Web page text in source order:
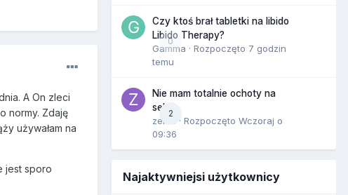
A On zleci
normy. Zdaję
używałam na
jest sporo
0
Czy ktoś brał tabletki na libido
Libido Therapy?
Gamma · Rozpoczęto 7 godzin
temu
2
Nie mam totalnie ochoty na
seks
zenla
· Rozpoczęto Wczoraj o
09:36
Najaktywniejsi użytkownicy